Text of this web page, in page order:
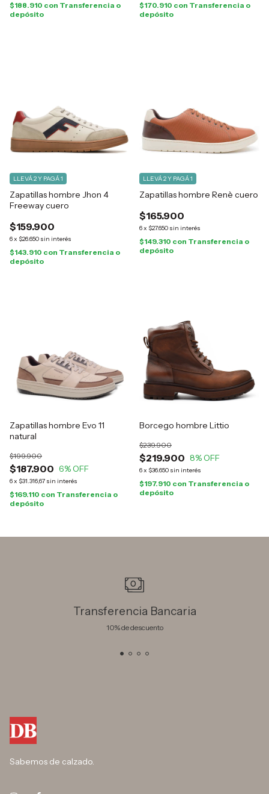
$188.910 con Transferencia o
depósito
$170.910 con Transferencia o
depósito
Zapatillas hombre Jhon 4
Freeway cuero
$159.900
6x $26.650 sin interés
LLEVÁ 2 Y PAGÁ 1
$143.910 con Transferencia o
depósito
Zapatillas hombre Renè cuero
$165.900
6x $27.650 sin interés
LLEVÁ 2 Y PAGÁ 1
$149.310 con Transferencia o
depósito
Zapatillas hombre Evo 11
natural
$187.900
$199.900
6% OFF
6x $31.316,67 sin interés
$169.110 con Transferencia o
depósito
Borcego hombre Littio
$219.900
$239.900
8% OFF
6x $36.650 sin interés
$197.910 con Transferencia o
depósito
Transferencia Bancaria
10% de descuento
Sabemos de calzado.